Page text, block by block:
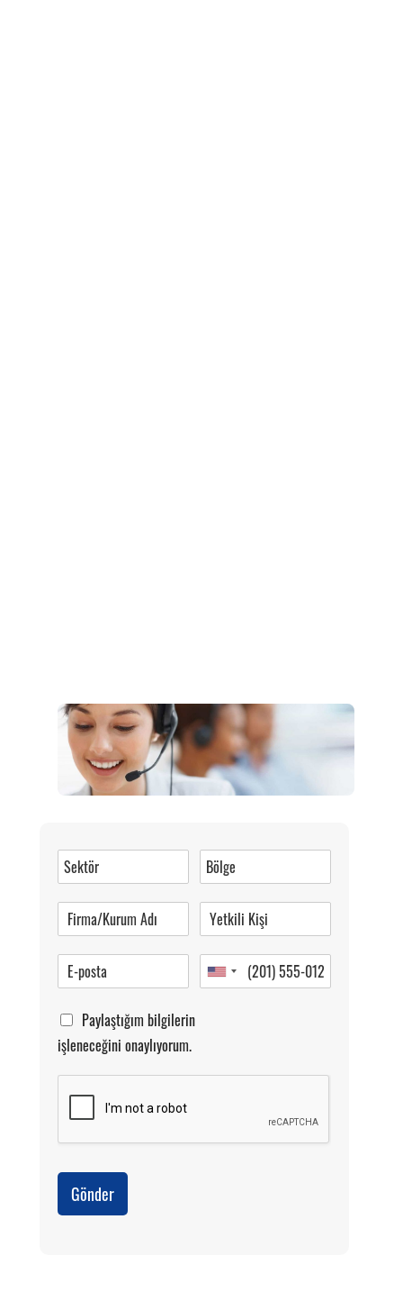
0 (216) 462 49 34
Pazartesi-Cumartesi 09.00-20.00
Paylaştığım bilgilerin
işleneceğini onaylıyorum.
Gönder